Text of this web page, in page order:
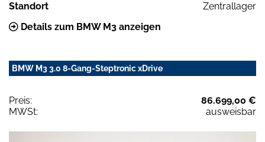
Standort
Zentrallager
Details zum BMW M3 anzeigen
BMW M3 3.0 8-Gang-Steptronic xDrive
Preis:
86.699,00 €
MWSt:
ausweisbar